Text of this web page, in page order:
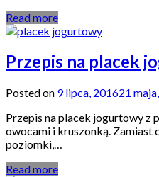
Read more
Przepis na placek
Posted on 9 lipca, 201621
Przepis na placek jogurtowy z
owocami i kruszonką. Zamiast
poziomki,…
Read more